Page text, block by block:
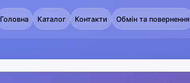
Головна Каталог Контакти Обмін та повернення